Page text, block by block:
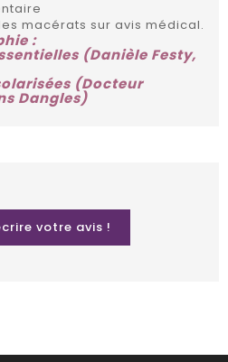
macérats sur avis médical.
:
(Danièle Festy,
(Docteur
Dangles)
votre avis !